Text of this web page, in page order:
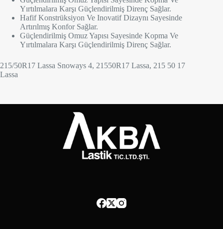
Yırtılmalara Karşı Güçlendirilmiş Direnç Sağlar.
Hafif Konstrüksiyon Ve Inovatif Dizaynı Sayesinde
Artırılmış Konfor Sağlar.
Güçlendirilmiş Omuz Yapısı Sayesinde Kopma Ve
Yırtılmalara Karşı Güçlendirilmiş Direnç Sağlar.
215/50R17 Lassa Snoways 4, 21550R17 Lassa, 215 50 17
Lassa